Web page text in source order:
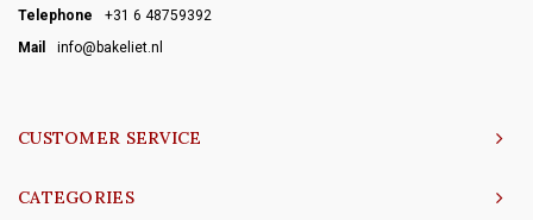
Telephone
+31 6 48759392
Mail
info@bakeliet.nl
CUSTOMER SERVICE
CATEGORIES